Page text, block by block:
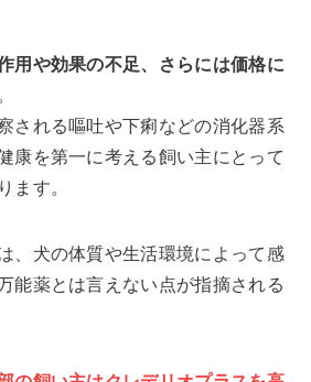
用や効果の不足、さらには価格に
される嘔吐や下痢などの消化器系
康を第一に考える飼い主にとって
ます。
、犬の体質や生活環境によって感
能薬とは言えない点が指摘される